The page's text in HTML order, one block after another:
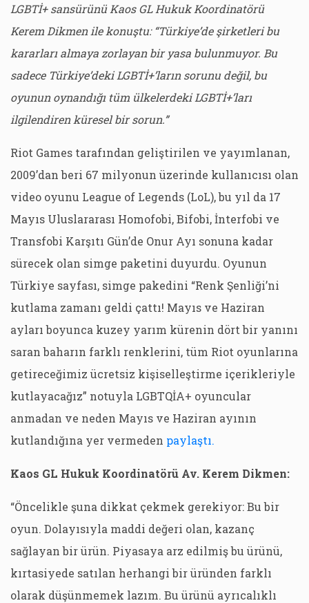
LGBTİ+ sansürünü Kaos GL Hukuk Koordinatörü
Kerem Dikmen ile konuştu: “Türkiye’de şirketleri bu
kararları almaya zorlayan bir yasa bulunmuyor. Bu
sadece Türkiye’deki LGBTİ+’ların sorunu değil, bu
oyunun oynandığı tüm ülkelerdeki LGBTİ+’ları
ilgilendiren küresel bir sorun.”
Riot Games tarafından geliştirilen ve yayımlanan,
2009’dan beri 67 milyonun üzerinde kullanıcısı olan
video oyunu League of Legends (LoL), bu yıl da 17
Mayıs Uluslararası Homofobi, Bifobi, İnterfobi ve
Transfobi Karşıtı Gün’de Onur Ayı sonuna kadar
sürecek olan simge paketini duyurdu. Oyunun
Türkiye sayfası, simge pakedini “Renk Şenliği’ni
kutlama zamanı geldi çattı! Mayıs ve Haziran
ayları boyunca kuzey yarım kürenin dört bir yanını
saran baharın farklı renklerini, tüm Riot oyunlarına
getireceğimiz ücretsiz kişiselleştirme içerikleriyle
kutlayacağız” notuyla LGBTQİA+ oyuncular
anmadan ve neden Mayıs ve Haziran ayının
kutlandığına yer vermeden paylaştı.
Kaos GL Hukuk Koordinatörü Av. Kerem Dikmen:
“Öncelikle şuna dikkat çekmek gerekiyor: Bu bir
oyun. Dolayısıyla maddi değeri olan, kazanç
sağlayan bir ürün. Piyasaya arz edilmiş bu ürünü,
kırtasiyede satılan herhangi bir üründen farklı
olarak düşünmemek lazım. Bu ürünü ayrıcalıklı